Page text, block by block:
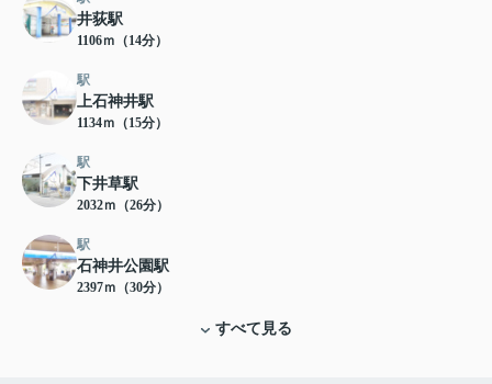
井荻駅
1106ｍ（14分）
駅
上石神井駅
1134ｍ（15分）
駅
下井草駅
2032ｍ（26分）
駅
石神井公園駅
2397ｍ（30分）
すべて見る